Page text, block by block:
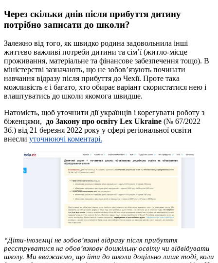
Через скільки днів після прибуття дитину
потрібно записати до школи?
Залежно від того, як швидко родина задовольнила інші
життєво важливі потреби дитини та сім’ї (житло-місце
проживання, матеріальне та фінансове забезпечення тощо). В
міністерстві зазначають, що не зобов’язують починати
навчання відразу після прибуття до Чехії. Проте така
можливість є і багато, хто обирає варіант скористатися нею і
влаштуватись до школи якомога швидше.
Натомість, щоб уточнити дії українців і корегувати роботу з
біженцями, до Закону про освіту Lex Ukraine (№ 67/2022
Зб.) від 21 березня 2022 року у сфері регіональної освіти
внесли уточнюючі коментарі.
“Діти-іноземці не зобов’язані відразу після прибуття
реєструватися на обов’язкову дошкільну освіту чи відвідувати
школу. Ми вважаємо, що йти до школи доцільно лише тоді, коли